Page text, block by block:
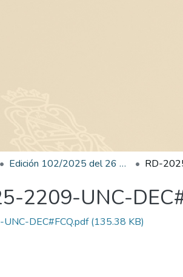
Edición 102/2025 del 26 de noviembre de 2025
2209-UNC-
DEC#FCQ.pdf(135.38 KB)